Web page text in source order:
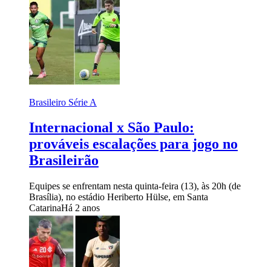
Brasileiro Série A
Internacional x São Paulo:
prováveis escalações para jogo no
Brasileirão
Equipes se enfrentam nesta quinta-feira (13), às 20h (de
Brasília), no estádio Heriberto Hülse, em Santa
CatarinaHá 2 anos